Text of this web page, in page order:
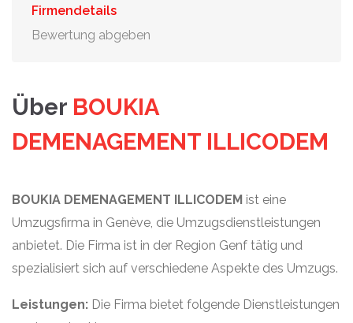
Firmendetails
Bewertung abgeben
Über BOUKIA
DEMENAGEMENT ILLICODEM
BOUKIA DEMENAGEMENT ILLICODEM ist eine
Umzugsfirma in Genève, die Umzugsdienstleistungen
anbietet. Die Firma ist in der Region Genf tätig und
spezialisiert sich auf verschiedene Aspekte des Umzugs.
Leistungen: Die Firma bietet folgende Dienstleistungen